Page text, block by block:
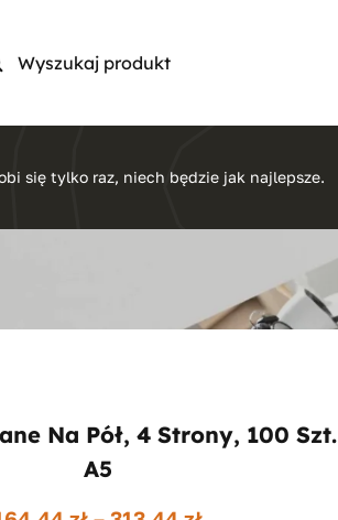
się tylko raz, niech będzie jak najlepsze.
Na Pół, 4 Strony, 100 Szt.
A5